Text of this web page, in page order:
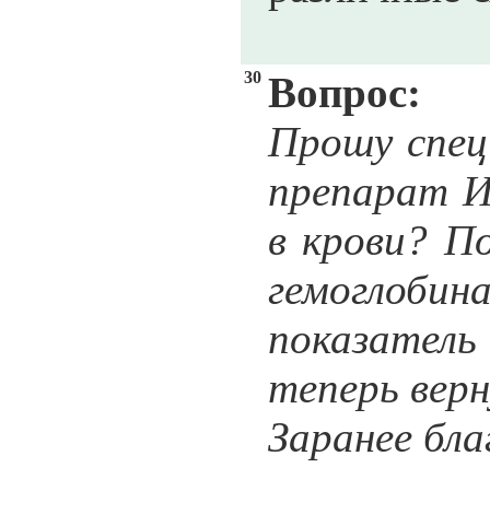
30 Вопрос:
Прошу
препарат
в крови?
теперь
Заранее